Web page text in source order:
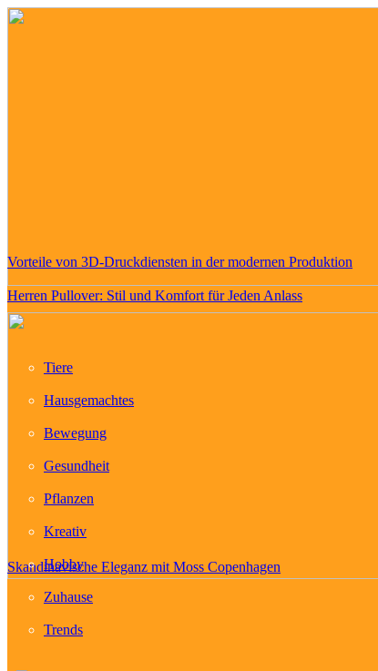
Vorteile von 3D-Druckdiensten in der modernen Produktion
Herren Pullover: Stil und Komfort für Jeden Anlass
Skandinavische Eleganz mit Moss Copenhagen
Tiere
Hausgemachtes
Bewegung
Gesundheit
Pflanzen
Kreativ
Hobby
Zuhause
Trends